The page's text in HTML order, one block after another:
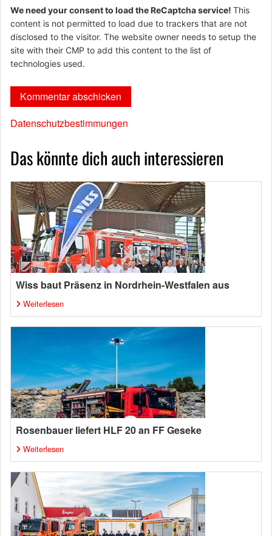
We need your consent to load the ReCaptcha service! This
content is not permitted to load due to trackers that are not
disclosed to the visitor. The website owner needs to setup the
site with their CMP to add this content to the list of
technologies used.
Datenschutzbestimmungen
Das könnte dich auch interessieren
Wiss baut Präsenz in Nordrhein-Westfalen aus
Weiterlesen
Rosenbauer liefert HLF 20 an FF Geseke
Weiterlesen